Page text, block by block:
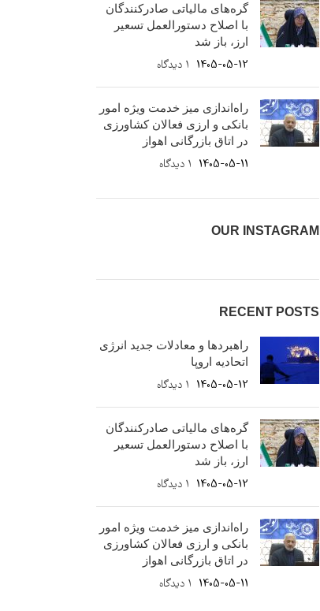
10
دی
گره‌های مالیاتی صادرکنندگان
با اصلاح دستورالعمل تسعیر
ارز، باز شد
1405-05-12 ۱ دیدگاه
راه‌اندازی میز خدمت ویژه امور
بانکی و ارزی فعالان کشاورزی
در اتاق بازرگانی اهواز
1405-05-11 ۱ دیدگاه
OUR INSTAGRAM
RECENT POSTS
راهبردها و معادلات جدید انرژی
اتحادیه اروپا
1405-05-12 ۱ دیدگاه
گره‌های مالیاتی صادرکنندگان
با اصلاح دستورالعمل تسعیر
ارز، باز شد
1405-05-12 ۱ دیدگاه
راه‌اندازی میز خدمت ویژه امور
بانکی و ارزی فعالان کشاورزی
در اتاق بازرگانی اهواز
1405-05-11 ۱ دیدگاه